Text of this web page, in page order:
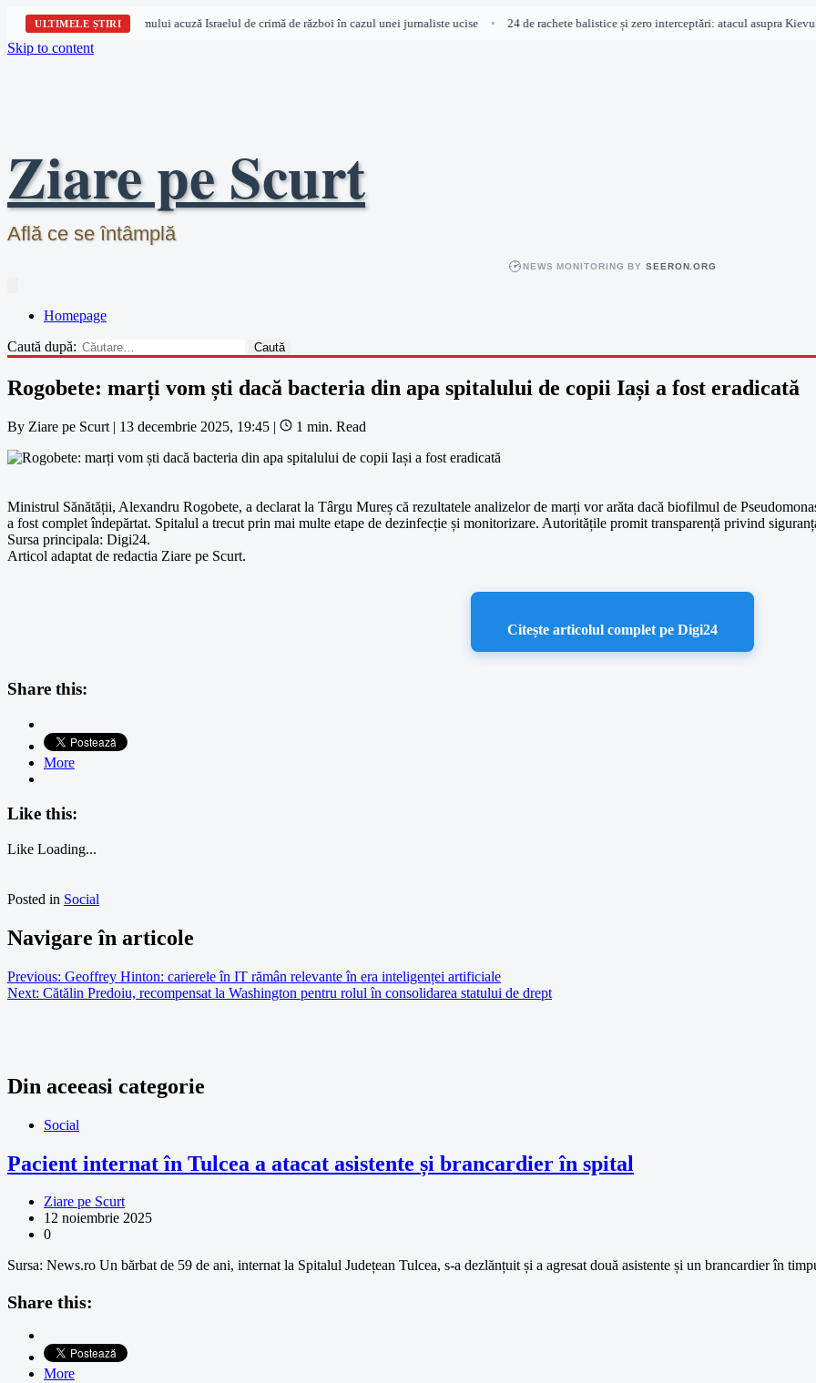
ULTIMELE ȘTIRI
pentru drepturile omului acuză Israelul de crimă de război în cazul unei jurnaliste ucise 24 de rachete balistice și zero interceptări: atacul asupra
Skip to content
Ziare pe Scurt
Află ce se întâmplă
NEWS MONITORING BYSEERON.ORG
Homepage
Caută după:
Rogobete: marți vom ști dacă bacteria din apa spitalului de copii Iași a fost eradicată
By Ziare pe Scurt | 13 decembrie 2025, 19:45 | 1 min. Read
Ministrul Sănătății, Alexandru Rogobete, a declarat la Târgu Mureș că rezultatele analizelor de marți vor arăta dacă biofilmul de
a fost complet îndepărtat. Spitalul a trecut prin mai multe etape de dezinfecție și monitorizare. Autoritățile promit transparență privind
Sursa principala: Digi24.
Articol adaptat de redactia Ziare pe Scurt.
Citește articolul complet pe Digi24
Share this:
More
Like this:
Like Loading...
Posted in Social
Navigare în articole
Previous: Geoffrey Hinton: carierele în IT rămân relevante în era inteligenței artificiale
Next: Cătălin Predoiu, recompensat la Washington pentru rolul în consolidarea statului de drept
Din aceeasi categorie
Social
Pacient internat în Tulcea a atacat asistente și brancardier în spital
Ziare pe Scurt
12 noiembrie 2025
0
Sursa: News.ro Un bărbat de 59 de ani, internat la Spitalul Județean Tulcea, s-a dezlănțuit și a agresat două asistente și un brancardier în
Share this:
More